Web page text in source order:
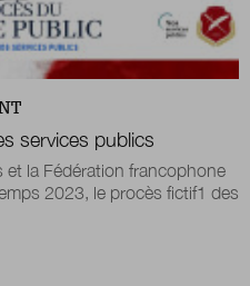
services publics
et la Fédération francophone
2023, le procès fictif1 des